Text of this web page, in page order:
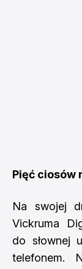
Pięć ciosów
Na swojej
Vickruma
do słownej
telefonem.